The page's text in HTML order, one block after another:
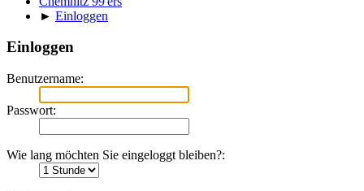
► Einloggen
Einloggen
Benutzername:
Passwort:
Wie lang möchten Sie eingeloggt bleiben?: